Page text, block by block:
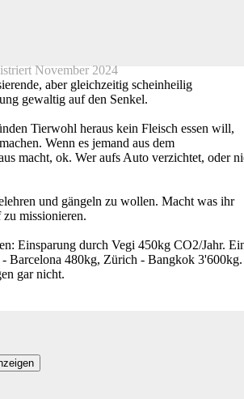
November 2024
aber gleichzeitig scheinheilig
gewaltig auf den Senkel.
Tierwohl heraus kein Fleisch essen will,
Wenn es jemand aus dem
macht, ok. Wer aufs Auto verzichtet, oder
und gängeln zu wollen. Macht was ihr
missionieren.
Einsparung durch Vegi 450kg CO2/Jahr.
Barcelona 480kg, Zürich - Bangkok 3'600kg.
gar nicht.